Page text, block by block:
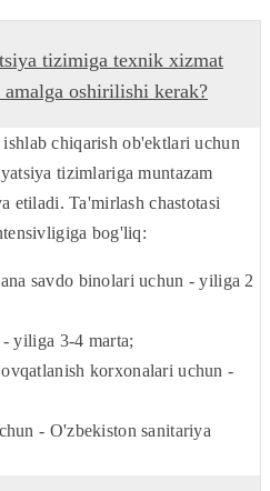
tizimiga texnik xizmat
oshirilishi kerak?
chiqarish ob'ektlari uchun
tizimlariga muntazam
etiladi. Ta'mirlash chastotasi
bog'liq:
savdo binolari uchun - yiliga 2
yiliga 3-4 marta;
korxonalari uchun -
- O'zbekiston sanitariya